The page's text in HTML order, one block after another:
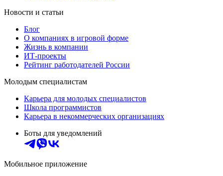
Новости и статьи
Блог
О компаниях в игровой форме
Жизнь в компании
ИТ-проекты
Рейтинг работодателей России
Молодым специалистам
Карьера для молодых специалистов
Школа программистов
Карьера в некоммерческих организациях
Боты для уведомлений
Мобильное приложение